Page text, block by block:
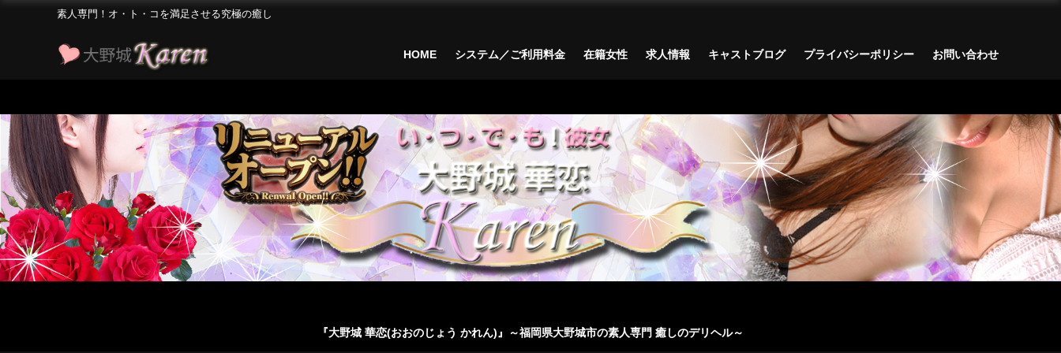
素人専門！オ・ト・コを満足させる究極の癒し
HOME システム／ご利用料金 在籍女性 求人情報 キャストブログ プライバシーポリシー お問い合わせ
『大野城 華恋(おおのじょう かれん)』～福岡県大野城市の素人専門 癒しのデリヘル～